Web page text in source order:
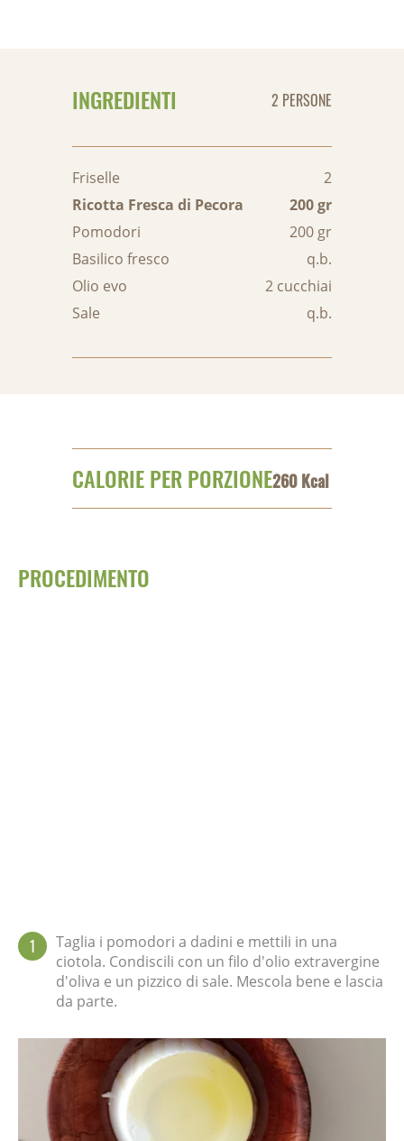
INGREDIENTI 2 PERSONE
Friselle
2
Ricotta Fresca di Pecora
200 gr
Pomodori
200 gr
Basilico fresco
q.b.
Olio evo
2 cucchiai
Sale
q.b.
CALORIE PER PORZIONE260 Kcal
PROCEDIMENTO
1
Taglia i pomodori a dadini e mettili in una
ciotola. Condiscili con un filo d'olio extravergine
d'oliva e un pizzico di sale. Mescola bene e lascia
da parte.